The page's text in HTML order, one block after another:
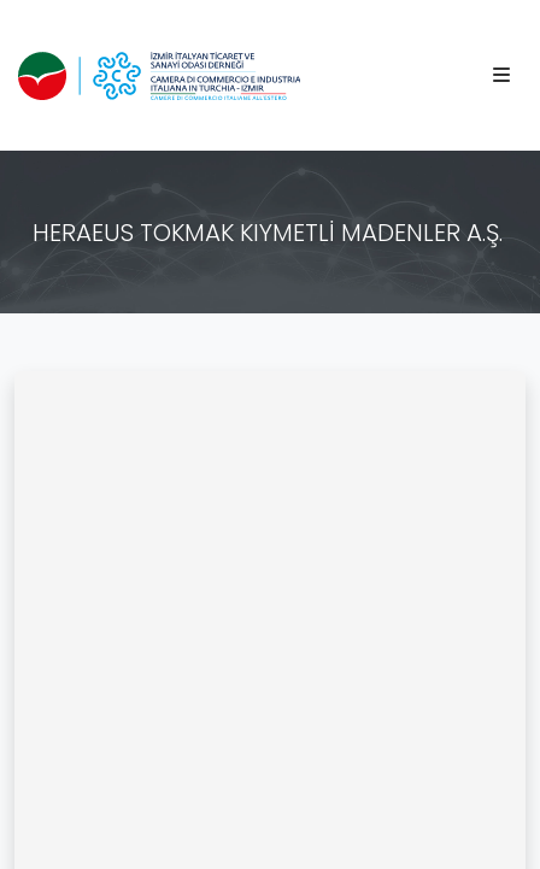
HERAEUS TOKMAK KIYMETLİ MADENLER A.Ş.